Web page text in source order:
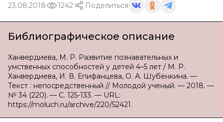
23.08.2018 1242 Поделиться
Библиографическое описание
Ханвердиева, М. Р. Развитие познавательных и
умственных способностей у детей 4–5 лет / М. Р.
Ханвердиева, И. В. Епифанцева, О. А. Шубенкина. —
Текст : непосредственный // Молодой ученый. — 2018. —
№ 34 (220). — С. 125-133. — URL:
https://moluch.ru/archive/220/52421.